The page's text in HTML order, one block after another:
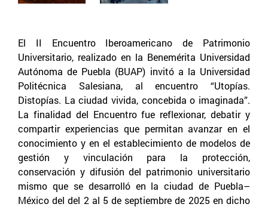
El II Encuentro Iberoamericano de Patrimonio
Universitario, realizado en la Benemérita Universidad
Autónoma de Puebla (BUAP) invitó a la Universidad
Politécnica Salesiana, al encuentro “Utopías.
Distopías. La ciudad vivida, concebida o imaginada”.
La finalidad del Encuentro fue reflexionar, debatir y
compartir experiencias que permitan avanzar en el
conocimiento y en el establecimiento de modelos de
gestión y vinculación para la protección,
conservación y difusión del patrimonio universitario
mismo que se desarrolló en la ciudad de Puebla–
México del del 2 al 5 de septiembre de 2025 en dicho